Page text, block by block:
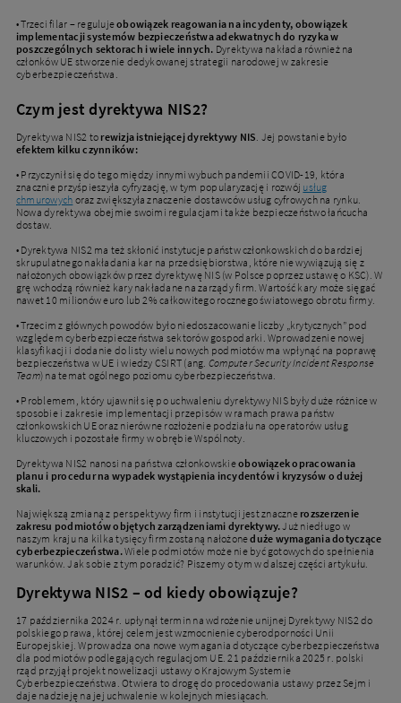
• Trzeci filar – regulujeobowiązek reagowania na incydenty, obowiązek
implementacji systemów bezpieczeństwa adekwatnych do ryzykaw
poszczególnych sektorach i wiele innych. Dyrektywa nakłada również na
członków UE stworzenie dedykowanej strategii narodowej w zakresie
cyberbezpieczeństwa.
Czym jest dyrektywa NIS2?
Dyrektywa NIS2 to rewizja istniejącej dyrektywy NIS . Jej powstanie było
efektem kilku czynników:
• Przyczynił się do tego między innymi wybuch pandemii COVID-19, która
znacznie przyśpieszyła cyfryzację, w tym popularyzację i rozwój usług
chmurowych oraz zwiększyła znaczenie dostawców usług cyfrowych na rynku.
Nowa dyrektywa obejmie swoimi regulacjami także bezpieczeństwo łańcucha
dostaw.
• Dyrektywa NIS2 ma też skłonić instytucje państw członkowskich do bardziej
skrupulatnego nakładania kar na przedsiębiorstwa, które nie wywiązują się z
nałożonych obowiązków przez dyrektywę NIS (w Polsce poprzez ustawę o KSC). W
grę wchodzą również kary nakładane na zarządy firm. Wartość kary może sięgać
nawet 10 milionów euro lub 2% całkowitego rocznego światowego obrotu firmy.
• Trzecim z głównych powodów było niedoszacowanie liczby „krytycznych” pod
względem cyberbezpieczeństwa sektorów gospodarki. Wprowadzenie nowej
klasyfikacji i dodanie do listy wielu nowych podmiotów ma wpłynąć na poprawę
bezpieczeństwa w UE i wiedzy CSIRT (ang. Computer Security Incident Response
Team) na temat ogólnego poziomu cyberbezpieczeństwa.
• Problemem, który ujawnił się po uchwaleniu dyrektywy NIS były duże różnice w
sposobie i zakresie implementacji przepisów w ramach prawa państw
członkowskich UE oraz nierówne rozłożenie podziału na operatorów usług
kluczowych i pozostałe firmy w obrębie Wspólnoty.
Dyrektywa NIS2 nanosi na państwa członkowskieobowiązek opracowania
planu i procedur na wypadek wystąpienia incydentów i kryzysów o dużej
skali.
Największą zmianą z perspektywy firm i instytucji jest znaczne rozszerzenie
zakresu podmiotów objętych zarządzeniami dyrektywy.Już niedługo w
naszym kraju na kilka tysięcy firm zostaną nałożoneduże wymagania dotyczące
cyberbezpieczeństwa.Wiele podmiotów może nie być gotowych do spełnienia
warunków. Jak sobie z tym poradzić? Piszemy o tym w dalszej części artykułu.
Dyrektywa NIS2 – od kiedy obowiązuje?
17 października 2024 r. upłynął termin na wdrożenie unijnej Dyrektywy NIS2 do
polskiego prawa, której celem jest wzmocnienie cyberodporności Unii
Europejskiej. Wprowadza ona nowe wymagania dotyczące cyberbezpieczeństwa
dla podmiotów podlegających regulacjom UE. 21 października 2025 r. polski
rząd przyjął projekt nowelizacji ustawy o Krajowym Systemie
Cyberbezpieczeństwa. Otwiera to drogę do procedowania ustawy przez Sejm i
daje nadzieję na jej uchwalenie w kolejnych miesiącach.